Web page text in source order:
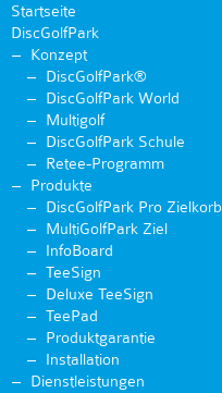
Startseite
DiscGolfPark
Konzept
DiscGolfPark®
DiscGolfPark World
Multigolf
DiscGolfPark Schule
Retee-Programm
Produkte
DiscGolfPark Pro Zielkorb
MultiGolfPark Ziel
InfoBoard
TeeSign
Deluxe TeeSign
TeePad
Produktgarantie
Installation
Dienstleistungen